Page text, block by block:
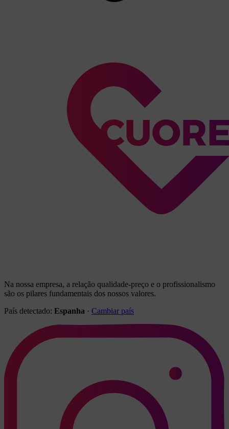
Na nossa empresa, a relação qualidade-preço e o profissionalismo
são os pilares fundamentais dos nossos valores.
País detectado: Espanha · Cambiar país